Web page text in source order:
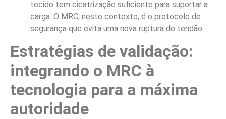
tecido tem cicatrização suficiente para suportar a
carga. O MRC, neste contexto, é o protocolo de
segurança que evita uma nova ruptura do tendão.
Estratégias de validação:
integrando o MRC à
tecnologia para a máxima
autoridade